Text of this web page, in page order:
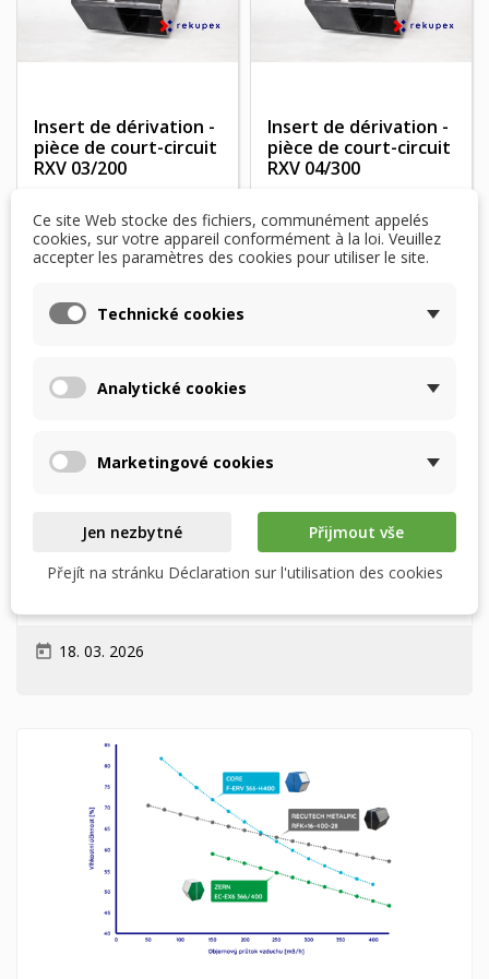
Insert de dérivation -
pièce de court-circuit
RXV 03/200
Insert de dérivation -
pièce de court-circuit
RXV 04/300
today 18. 03. 2026
Ce site Web stocke des fichiers, communément appelés
cookies, sur votre appareil conformément à la loi. Veuillez
accepter les paramètres des cookies pour utiliser le site.
Technické cookies
Analytické cookies
Marketingové cookies
Jen nezbytné
Přijmout vše
Přejít na stránku Déclaration sur l'utilisation des cookies